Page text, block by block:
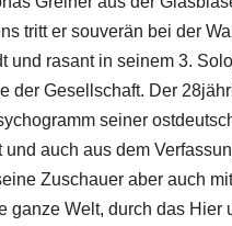
tritt er souverän bei der
und rasant in seinem 3.
der Gesellschaft. Der
seiner
auch aus dem
Zuschauer aber auch
ganze Welt, durch das Hier